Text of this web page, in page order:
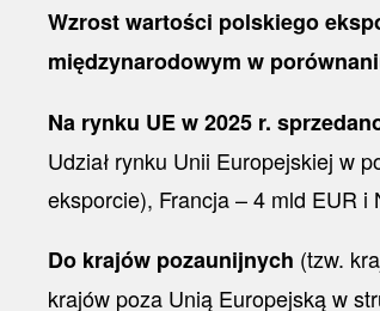
Wzrost wartości polskiego
międzynarodowym w
Na rynku UE w 2025 r.
Udział rynku Unii Europejskiej w
eksporcie), Francja – 4 mld EUR i
Do krajów pozaunijnych (tzw.
krajów poza Unią Europejską w